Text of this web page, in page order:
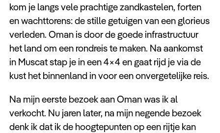
kom je langs vele prachtige zandkastelen, forten
en wachttorens: de stille getuigen van een glorieus
verleden. Oman is door de goede infrastructuur
het land om een rondreis te maken. Na aankomst
in Muscat stap je in een 4×4 en gaat rijd je via de
kust het binnenland in voor een onvergetelijke reis.
Na mijn eerste bezoek aan Oman was ik al
verkocht. Nu jaren later, na mijn negende bezoek
denk ik dat ik de hoogtepunten op een rijtje kan